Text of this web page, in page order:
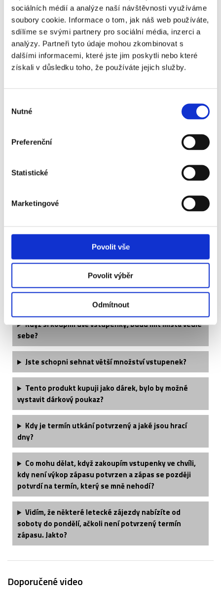
sociálních médií a analýze naší návštěvnosti využíváme
soubory cookie. Informace o tom, jak náš web používáte,
sdílíme se svými partnery pro sociální média, inzerci a
analýzy. Partneři tyto údaje mohou zkombinovat s
dalšími informacemi, které jste jim poskytli nebo které
získali v důsledku toho, že používáte jejich služby.
souhlasu
Nutné
Preferenční
Statistické
Marketingové
Povolit vše
Povolit výběr
Odmítnout
OGC NICE - RC STRASBOURG
Je termín utkání finálně potvrzený?
Kdy obdržím své vstupenky?
Když si koupím dvě vstupenky, budu mít místa vedle
sebe?
Jste schopni sehnat větší množství vstupenek?
Tento produkt kupuji jako dárek, bylo by možné
vystavit dárkový poukaz?
Kdy je termín utkání potvrzený a jaké jsou hrací
dny?
Co mohu dělat, když zakoupím vstupenky ve chvíli,
kdy není výkop zápasu potvrzen a zápas se později
potvrdí na termín, který se mně nehodí?
Vidím, že některé letecké zájezdy nabízíte od
soboty do pondělí, ačkoli není potvrzený termín
zápasu. Jakto?
Doporučené video